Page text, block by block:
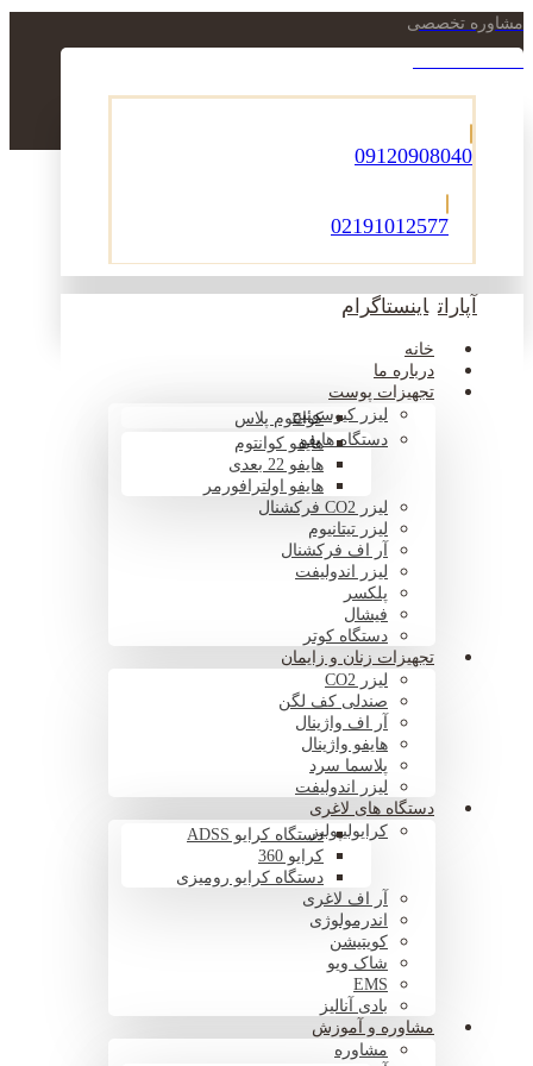
مشاوره تخصصی
09120908040
02191012577
آپارات اینستاگرام
خانه
درباره ما
تجهیزات پوست
لیزر کیوسوئیچکوانتوم پلاس
دستگاه هایفوهایفو کوانتوم
هایفو 22 بعدی
هایفو اولترافورمر
لیزر CO2 فرکشنال
لیزر تیتانیوم
آر اف فرکشنال
لیزر اندولیفت
پلکسر
فیشال
دستگاه کوتر
تجهیزات زنان و زایمان
لیزر CO2
صندلی کف لگن
آر اف واژینال
هایفو واژینال
پلاسما سرد
لیزر اندولیفت
دستگاه های لاغری
کرایولیپولیزدستگاه کرایو ADSS
کرایو 360
دستگاه کرایو رومیزی
آر اف لاغری
اندرمولوژی
کویتیشن
شاک ویو
EMS
بادی آنالیز
مشاوره و آموزش
مشاوره